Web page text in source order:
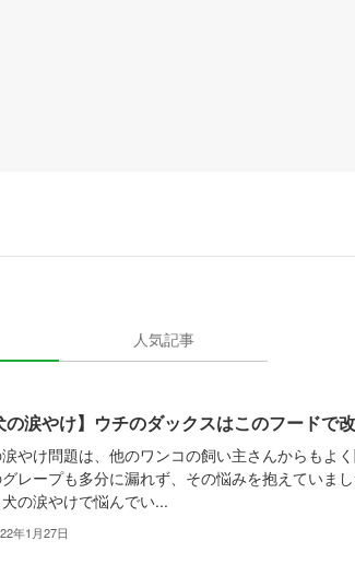
人気記事
の涙やけ】ウチのダックスはこのフードで
やけ問題は、他のワンコの飼い主さんからもよ
レープも多分に漏れず、その悩みを抱えていま
の涙やけで悩んでい...
年1月27日